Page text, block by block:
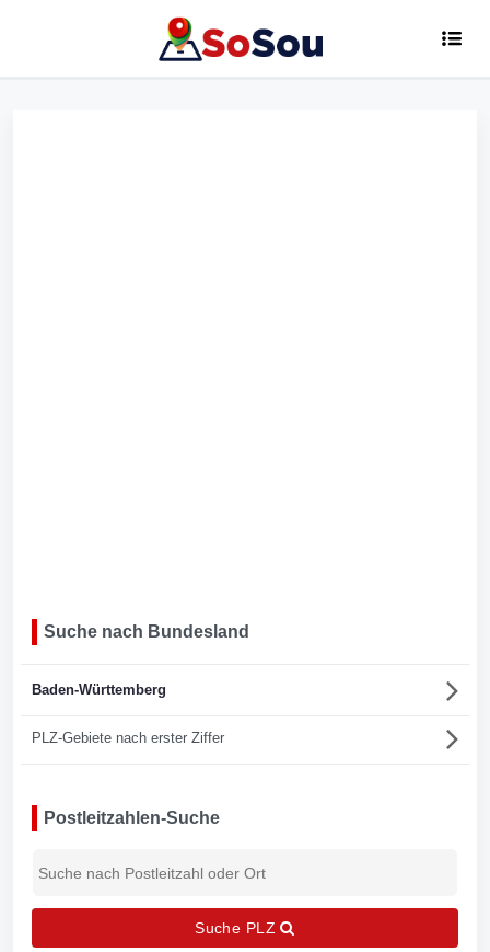
Suche nach Bundesland
Baden-Württemberg
PLZ-Gebiete nach erster Ziffer
Postleitzahlen-Suche
Suche PLZ